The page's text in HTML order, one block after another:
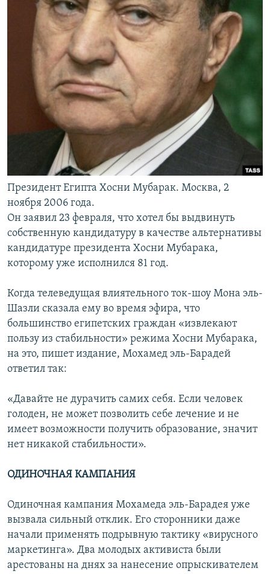
Президент Египта Хосни Мубарак. Москва, 2
ноября 2006 года.
Он заявил 23 февраля, что хотел бы выдвинуть
собственную кандидатуру в качестве альтернативы
кандидатуре президента Хосни Мубарака,
которому уже исполнился 81 год.
Когда телеведущая влиятельного ток-шоу Мона эль-
Шазли сказала ему во время эфира, что
большинство египетских граждан «извлекают
пользу из стабильности» режима Хосни Мубарака,
на это, пишет издание, Мохамед эль-Барадей
ответил так:
«Давайте не дурачить самих себя. Если человек
голоден, не может позволить себе лечение и не
имеет возможности получить образование, значит
нет никакой стабильности».
ОДИНОЧНАЯ КАМПАНИЯ
Одиночная кампания Мохамеда эль-Барадея уже
вызвала сильный отклик. Его сторонники даже
начали применять подрывную тактику «вирусного
маркетинга». Два молодых активиста были
арестованы на днях за нанесение опрыскивателем